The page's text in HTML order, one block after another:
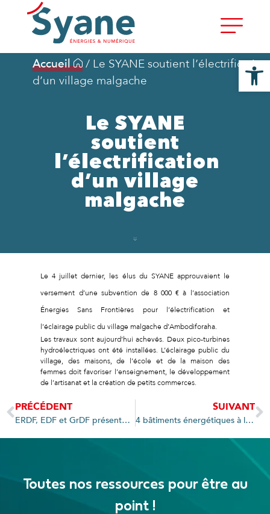
Accueil / Le SYANE soutient l’électrification
d’un village malgache
Le SYANE
soutient
l’électrification
d’un village
malgache
Le 4 juillet dernier, les élus du SYANE approuvaient le
versement d’une subvention de 8 000 € à l’association
Énergies Sans Frontières pour l’électrification et
l’éclairage public du village malgache d’Ambodiforaha.
Les travaux sont aujourd’hui achevés. Deux pico-turbines
hydroélectriques ont été installées. L’éclairage public du
village, des maisons, de l’école et de la maison des
femmes doit favoriser l’enseignement, le développement
de l’artisanat et la création de petits commerces.
PRÉCÉDENT
ERDF, EDF et GrDF présentent aux élus du SYANE leurs bilans annuels
SUIVANT
4 bâtiments énergétiques à l’honneur du Tour Bus SYANE – Prioriterre
Toutes nos ressources pour être au
point !
Ouvrir